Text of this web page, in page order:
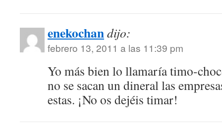
enekochandijo:
febrero 13, 2011 a las 11:39 pm
Yo más bien lo llamaría timo-
no se sacan un dineral las
estas. ¡No os dejéis timar!